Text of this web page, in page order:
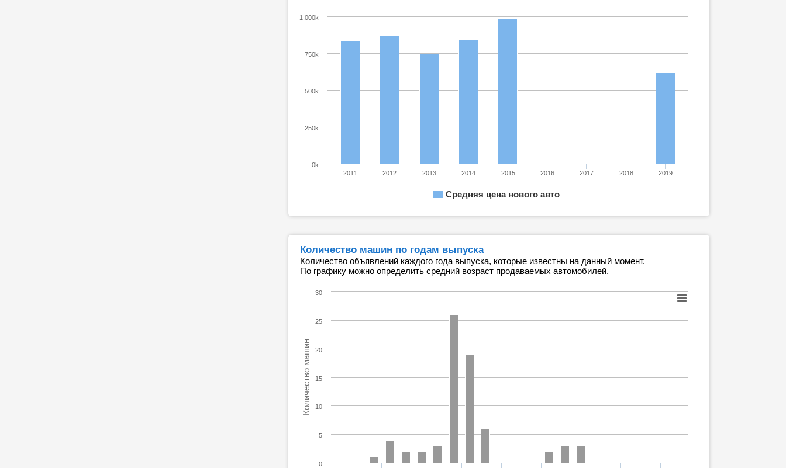
Средняя цена нового авто
2011 2012 2013 2014 2015 2016 2017 2018 2019
0k
1,000k
250k
500k
750k
Количество машин по годам выпуска
Количество объявлений каждого года выпуска, которые известны на данный момент.
По графику можно определить средний возраст продаваемых автомобилей.
Количество машин
0
5
10
15
20
25
30